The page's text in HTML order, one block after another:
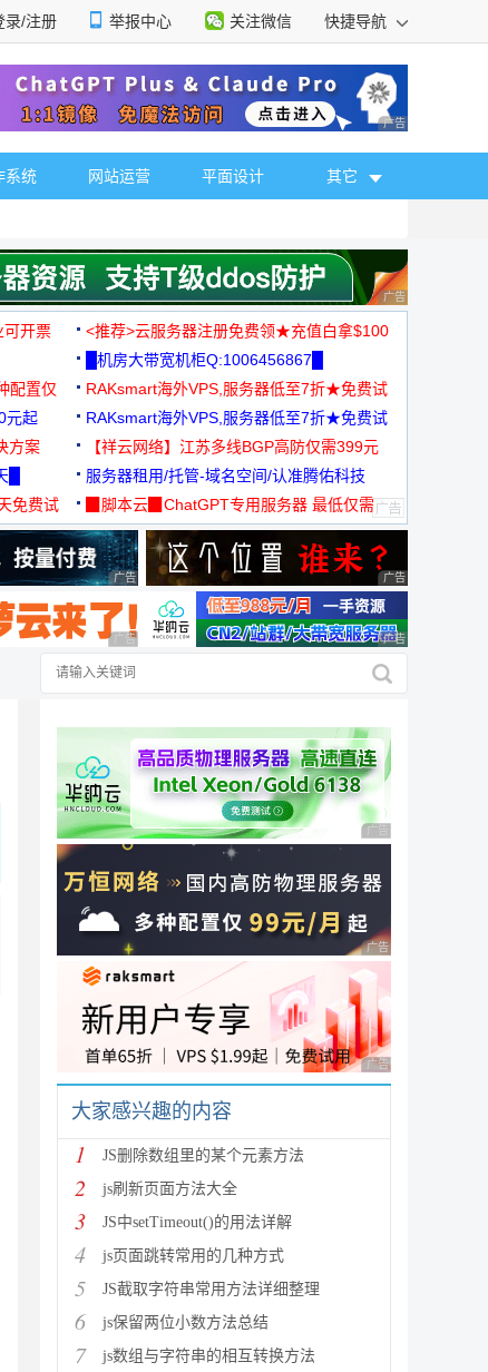
录/注册 举报中心 关注微信 快捷导航
广告 商业广告，理
系统 网站运营 平面设计 其它
广告 商业广告，理
可开票
<推荐>云服务器注册免费领★充值白拿$100
█机房大带宽机柜Q:1006456867█
配置仅
RAKsmart海外VPS,服务器低至7折★免费试
用★
元起
RAKsmart海外VPS,服务器低至7折★免费试
用★
方案
【祥云网络】江苏多线BGP高防仅需399元
█
服务器租用/托管-域名空间/认准腾佑科技
免费试
▉脚本云▉ChatGPT专用服务器 最低仅需
19元/月
广告 商业广告，理性选择 广告 商业广告，理
广告 商业广告，理性选择 广告 商业广告，理
广告 商业广告，理性
广告 商业广告，理性
广告 商业广告，理性
大家感兴趣的内容
1 JS删除数组里的某个元素方法
2 js刷新页面方法大全
3 JS中setTimeout()的用法详解
4 js页面跳转常用的几种方式
5 JS截取字符串常用方法详细整理
6 js保留两位小数方法总结
7 js数组与字符串的相互转换方法